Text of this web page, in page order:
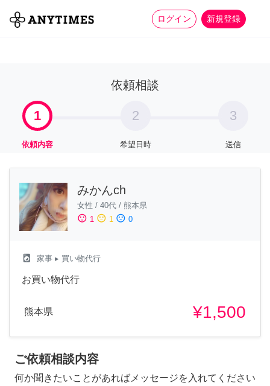
ログイン 新規登録
全て 家事 more_horiz
依頼相談
1
依頼内容
2
希望日時
3
送信
みかんch
女性 / 40代 / 熊本県
sentiment_satisfied 1 sentiment_neutral 1 sentiment_dissatisfied 0
local_laundry_service 家事 ▸ 買い物代行
お買い物代行
熊本県 ¥1,500
ご依頼相談内容
何か聞きたいことがあればメッセージを入れてください